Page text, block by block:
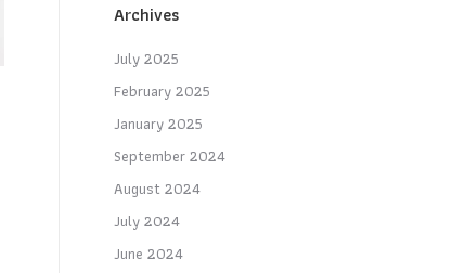
Archives
July 2025
February 2025
January 2025
September 2024
August 2024
July 2024
June 2024